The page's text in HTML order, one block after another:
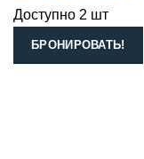
Доступно 2 шт
БРОНИРОВАТЬ!